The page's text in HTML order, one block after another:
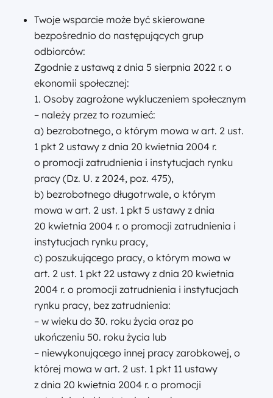
Twoje wsparcie może być skierowane
bezpośrednio do następujących grup
odbiorców:
Zgodnie z ustawą z dnia 5 sierpnia 2022 r. o
ekonomii społecznej:
1. Osoby zagrożone wykluczeniem społecznym
– należy przez to rozumieć:
a) bezrobotnego, o którym mowa w art. 2 ust.
1 pkt 2 ustawy z dnia 20 kwietnia 2004 r.
o promocji zatrudnienia i instytucjach rynku
pracy (Dz. U. z 2024, poz. 475),
b) bezrobotnego długotrwale, o którym
mowa w art. 2 ust. 1 pkt 5 ustawy z dnia
20 kwietnia 2004 r. o promocji zatrudnienia i
instytucjach rynku pracy,
c) poszukującego pracy, o którym mowa w
art. 2 ust. 1 pkt 22 ustawy z dnia 20 kwietnia
2004 r. o promocji zatrudnienia i instytucjach
rynku pracy, bez zatrudnienia:
– w wieku do 30. roku życia oraz po
ukończeniu 50. roku życia lub
– niewykonującego innej pracy zarobkowej, o
której mowa w art. 2 ust. 1 pkt 11 ustawy
z dnia 20 kwietnia 2004 r. o promocji